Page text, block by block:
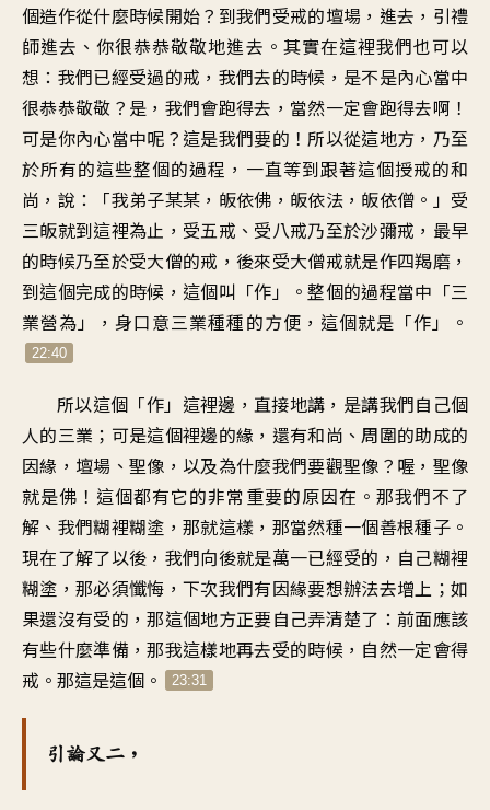
個造作從什麼時候開始？到我們受戒的壇場，進去，引禮
師進去、你很恭恭敬敬地進去。其實在這裡我們也可以
想：我們已經受過的戒，我們去的時候，是不是內心當中
很恭恭敬敬？是，我們會跑得去，當然一定會跑得去啊！
可是你內心當中呢？這是我們要的！所以從這地方，乃至
於所有的這些整個的過程，一直等到跟著這個授戒的和
尚，說：「我弟子某某，皈依佛，皈依法，皈依僧。」受
三皈就到這裡為止，受五戒、受八戒乃至於沙彌戒，最早
的時候乃至於受大僧的戒，後來受大僧戒就是作四羯磨，
到這個完成的時候，這個叫「作」。整個的過程當中「三
業營為」，身口意三業種種的方便，這個就是「作」。
22:40
所以這個「作」這裡邊，直接地講，是講我們自己個
人的三業；可是這個裡邊的緣，還有和尚、周圍的助成的
因緣，壇場、聖像，以及為什麼我們要觀聖像？喔，聖像
就是佛！這個都有它的非常重要的原因在。那我們不了
解、我們糊裡糊塗，那就這樣，那當然種一個善根種子。
現在了解了以後，我們向後就是萬一已經受的，自己糊裡
糊塗，那必須懺悔，下次我們有因緣要想辦法去增上；如
果還沒有受的，那這個地方正要自己弄清楚了：前面應該
有些什麼準備，那我這樣地再去受的時候，自然一定會得
戒。那這是這個。
23:31
引論又二，